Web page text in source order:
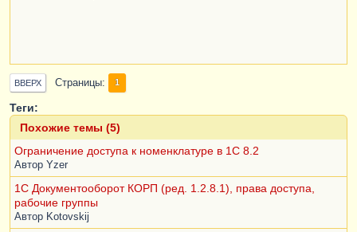
ВВЕРХ Страницы 1
Теги:
Похожие темы (5)
Ограничение доступа к номенклатуре в 1С 8.2
Автор Yzer
1С Документооборот КОРП (ред. 1.2.8.1), права доступа,
рабочие группы
Автор Kotovskij